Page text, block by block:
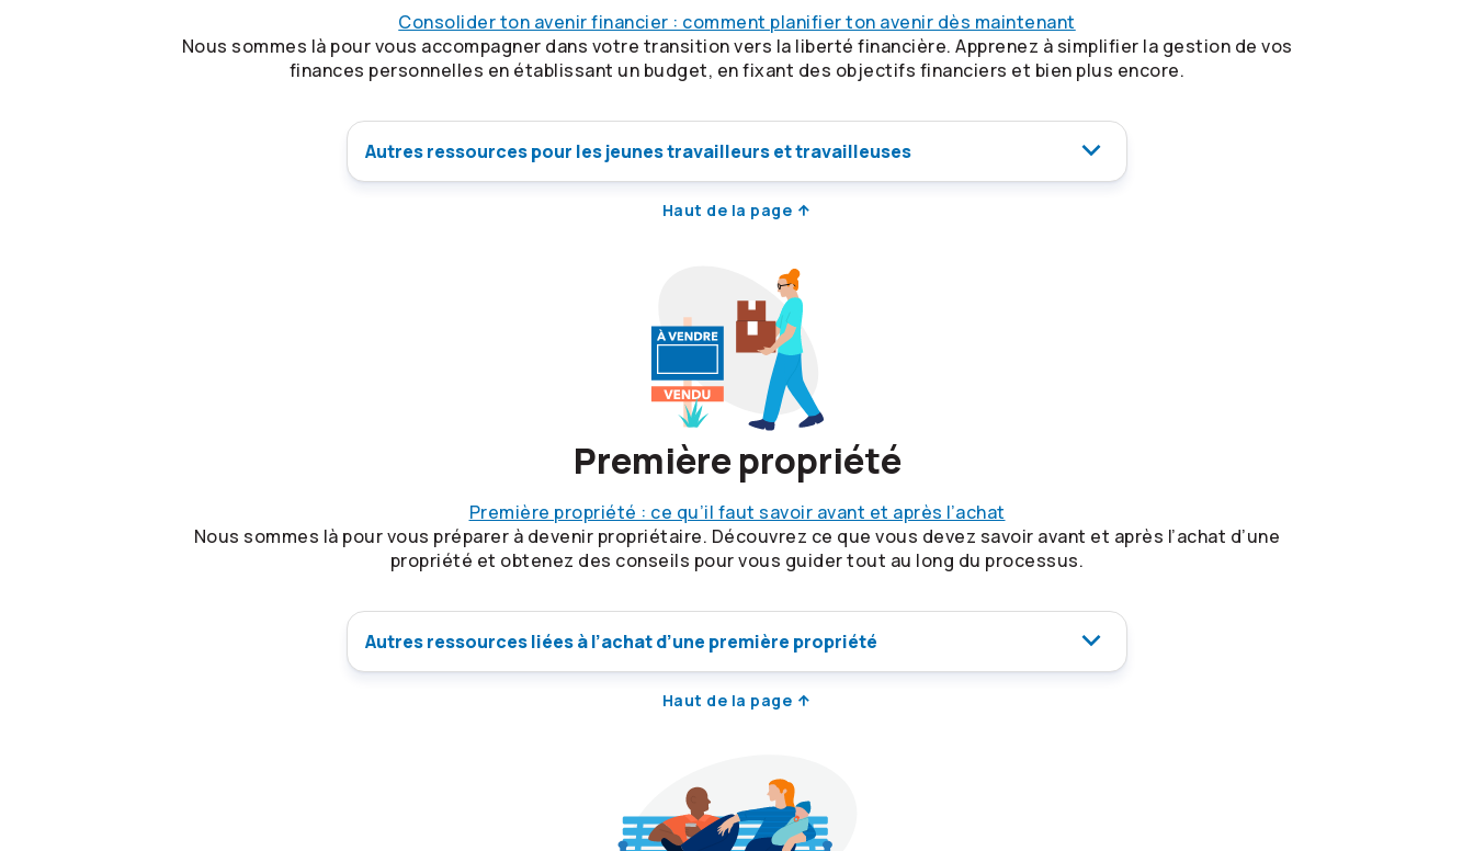
Consolider ton avenir financier : comment planifier ton avenir dès maintenant
Nous sommes là pour vous accompagner dans votre transition vers la liberté financière. Apprenez à simplifier la gestion de vos
finances personnelles en établissant un budget, en fixant des objectifs financiers et bien plus encore.
Autres ressources pour les jeunes travailleurs et travailleuses
Haut de la page
Première propriété
Première propriété : ce qu’il faut savoir avant et après l’achat
Nous sommes là pour vous préparer à devenir propriétaire. Découvrez ce que vous devez savoir avant et après l’achat d’une
propriété et obtenez des conseils pour vous guider tout au long du processus.
Autres ressources liées à l’achat d’une première propriété
Haut de la page